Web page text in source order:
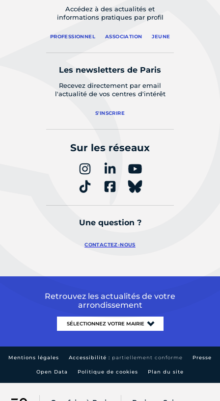
Accédez à des actualités et
informations pratiques par profil
PROFESSIONNEL ASSOCIATION JEUNE
Les newsletters de Paris
Recevez directement par email
l'actualité de vos centres d'intérêt
S'INSCRIRE
Sur les réseaux
Une question ?
CONTACTEZ-NOUS
Retrouvez les actualités de votre
arrondissement
Mentions légales Accessibilité : partiellement conforme Presse
Open Data Politique de cookies Plan du site